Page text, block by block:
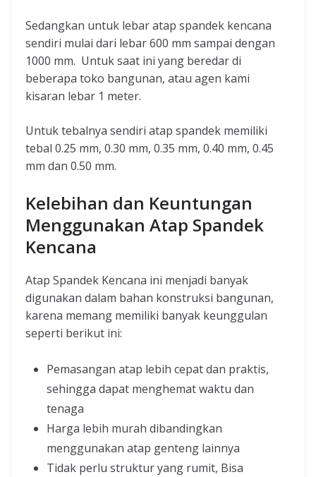
Sedangkan untuk lebar atap spandek kencana
sendiri mulai dari lebar 600 mm sampai dengan
1000 mm. Untuk saat ini yang beredar di
beberapa toko bangunan, atau agen kami
kisaran lebar 1 meter.
Untuk tebalnya sendiri atap spandek memiliki
tebal 0.25 mm, 0.30 mm, 0.35 mm, 0.40 mm, 0.45
mm dan 0.50 mm.
Kelebihan dan Keuntungan
Menggunakan Atap Spandek
Kencana
Atap Spandek Kencana ini menjadi banyak
digunakan dalam bahan konstruksi bangunan,
karena memang memiliki banyak keunggulan
seperti berikut ini:
Pemasangan atap lebih cepat dan praktis,
sehingga dapat menghemat waktu dan
tenaga
Harga lebih murah dibandingkan
menggunakan atap genteng lainnya
Tidak perlu struktur yang rumit, Bisa